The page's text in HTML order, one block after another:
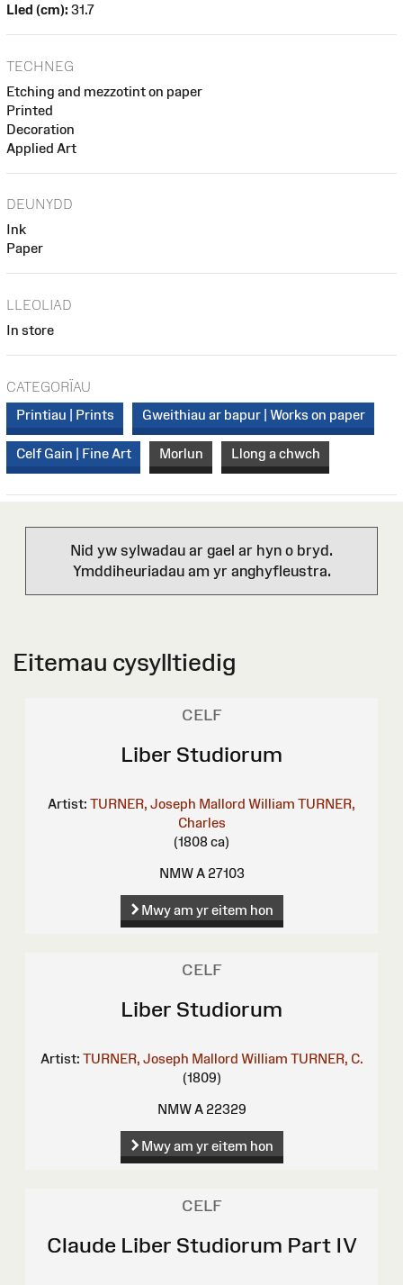
Lled (cm): 31.7
TECHNEG
Etching and mezzotint on paper
Printed
Decoration
Applied Art
DEUNYDD
Ink
Paper
LLEOLIAD
In store
CATEGORÏAU
Printiau | Prints
Gweithiau ar bapur | Works on paper
Celf Gain | Fine Art Morlun Llong a chwch
Nid yw sylwadau ar gael ar hyn o bryd.
Ymddiheuriadau am yr anghyfleustra.
Eitemau cysylltiedig
CELF
Liber Studiorum
Artist: TURNER, Joseph Mallord William TURNER,
Charles
(1808 ca)
NMW A 27103
Mwy am yr eitem hon
CELF
Liber Studiorum
Artist: TURNER, Joseph Mallord William TURNER, C.
(1809)
NMW A 22329
Mwy am yr eitem hon
CELF
Claude Liber Studiorum Part IV